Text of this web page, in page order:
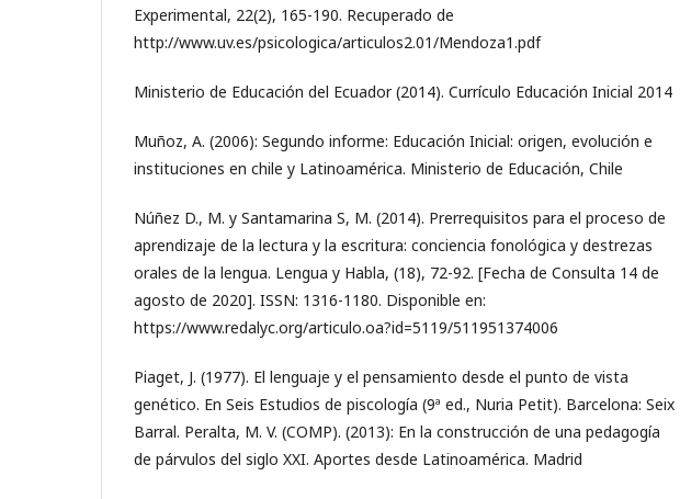
Experimental, 22(2), 165-190. Recuperado de
http://www.uv.es/psicologica/articulos2.01/Mendoza1.pdf
Ministerio de Educación del Ecuador (2014). Currículo Educación Inicial 2014
Muñoz, A. (2006): Segundo informe: Educación Inicial: origen, evolución e
instituciones en chile y Latinoamérica. Ministerio de Educación, Chile
Núñez D., M. y Santamarina S, M. (2014). Prerrequisitos para el proceso de
aprendizaje de la lectura y la escritura: conciencia fonológica y destrezas
orales de la lengua. Lengua y Habla, (18), 72-92. [Fecha de Consulta 14 de
agosto de 2020]. ISSN: 1316-1180. Disponible en:
https://www.redalyc.org/articulo.oa?id=5119/511951374006
Piaget, J. (1977). El lenguaje y el pensamiento desde el punto de vista
genético. En Seis Estudios de piscología (9ª ed., Nuria Petit). Barcelona: Seix
Barral. Peralta, M. V. (COMP). (2013): En la construcción de una pedagogía
de párvulos del siglo XXI. Aportes desde Latinoamérica. Madrid